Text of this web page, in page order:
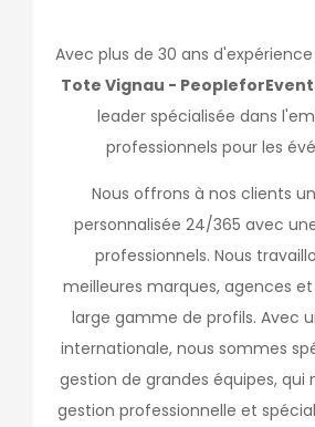
Avec plus de 30 ans
Tote Vignau -
leader spécialisée dans
professionnels pour les
Nous offrons à nos clients
personnalisée 24/365 avec
professionnels. Nous
meilleures marques, agences
large gamme de profils. Avec
internationale, nous sommes
gestion de grandes équipes, qui
gestion professionnelle et